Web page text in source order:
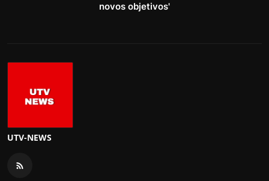
novos objetivos'
UTV-NEWS